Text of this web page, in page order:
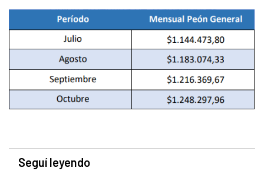
Seguí leyendo